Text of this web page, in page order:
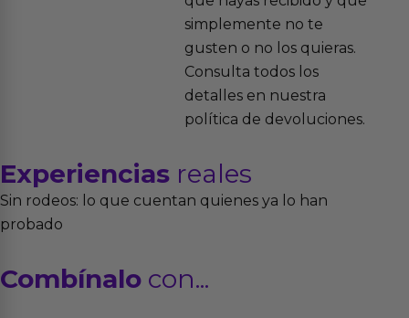
simplemente no te
gusten o no los quieras.
Consulta todos los
detalles en nuestra
política de devoluciones.
Experiencias reales
Sin rodeos: lo que cuentan quienes ya lo han
probado
Combínalo con...